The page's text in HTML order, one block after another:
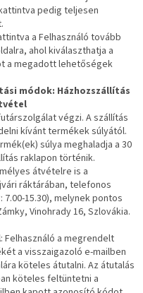
pedig teljesen
a Felhasználó tovább
ahol kiválaszthatja a
a megadott lehetőségek
módok: Házhozszállítás
végzi. A szállítás
kívánt termékek súlyától.
súlya meghaladja a 30
raklapon történik.
átvételre is a
ráktárában, telefonos
15.30), melynek pontos
Vinohrady 16, Szlovákia.
: Felhasználó a megrendelt
a visszaigazoló e-mailben
köteles átutalni. Az átutalás
köteles feltüntetni a